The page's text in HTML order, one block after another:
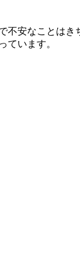
安なことは
ています。